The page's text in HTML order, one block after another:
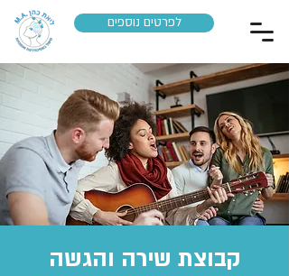
לפרטים נוספים
קבוצת שירה והגשה